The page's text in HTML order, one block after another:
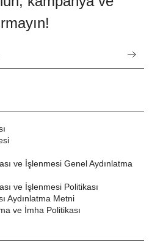
ve İşlenmesi Genel Aydınlatma
ve İşlenmesi Politikası
Aydınlatma Metni
ve İmha Politikası